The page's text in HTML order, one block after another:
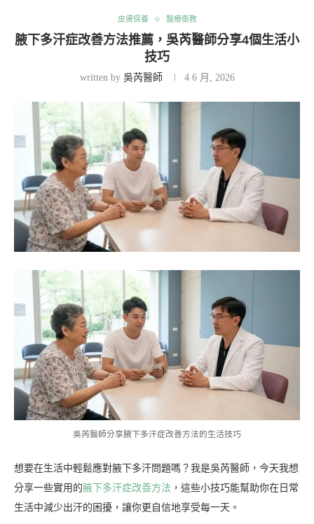
皮膚保養 醫療衛教
腋下多汗症改善方法推薦，吳芮醫師分享4個生活小
技巧
written by 吳芮醫師 4 6 月, 2026
吳芮醫師分享腋下多汗症改善方法的生活技巧
想要在生活中輕鬆應對腋下多汗問題嗎？我是吳芮醫師，今天我想
分享一些實用的腋下多汗症改善方法 ，這些小技巧能幫助你在日常
生活中減少出汗的困擾，讓你更自信地享受每一天。